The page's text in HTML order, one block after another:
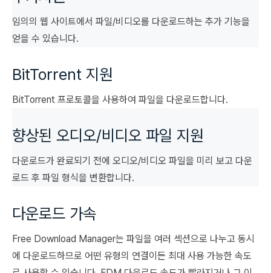
임의의 웹 사이트에서 파일/비디오를 다운로드하는 추가 기능을
얻을 수 있습니다.
BitTorrent 지원
BitTorrent 프로토콜을 사용하여 파일을 다운로드합니다.
향상된 오디오/비디오 파일 지원
다운로드가 완료되기 전에 오디오/비디오 파일을 미리 보고 다운
로드 후 파일 형식을 변환합니다.
다운로드 가속
Free Download Manager는 파일을 여러 섹션으로 나누고 동시
에 다운로드하므로 어떤 유형의 연결이든 최대 사용 가능한 속도